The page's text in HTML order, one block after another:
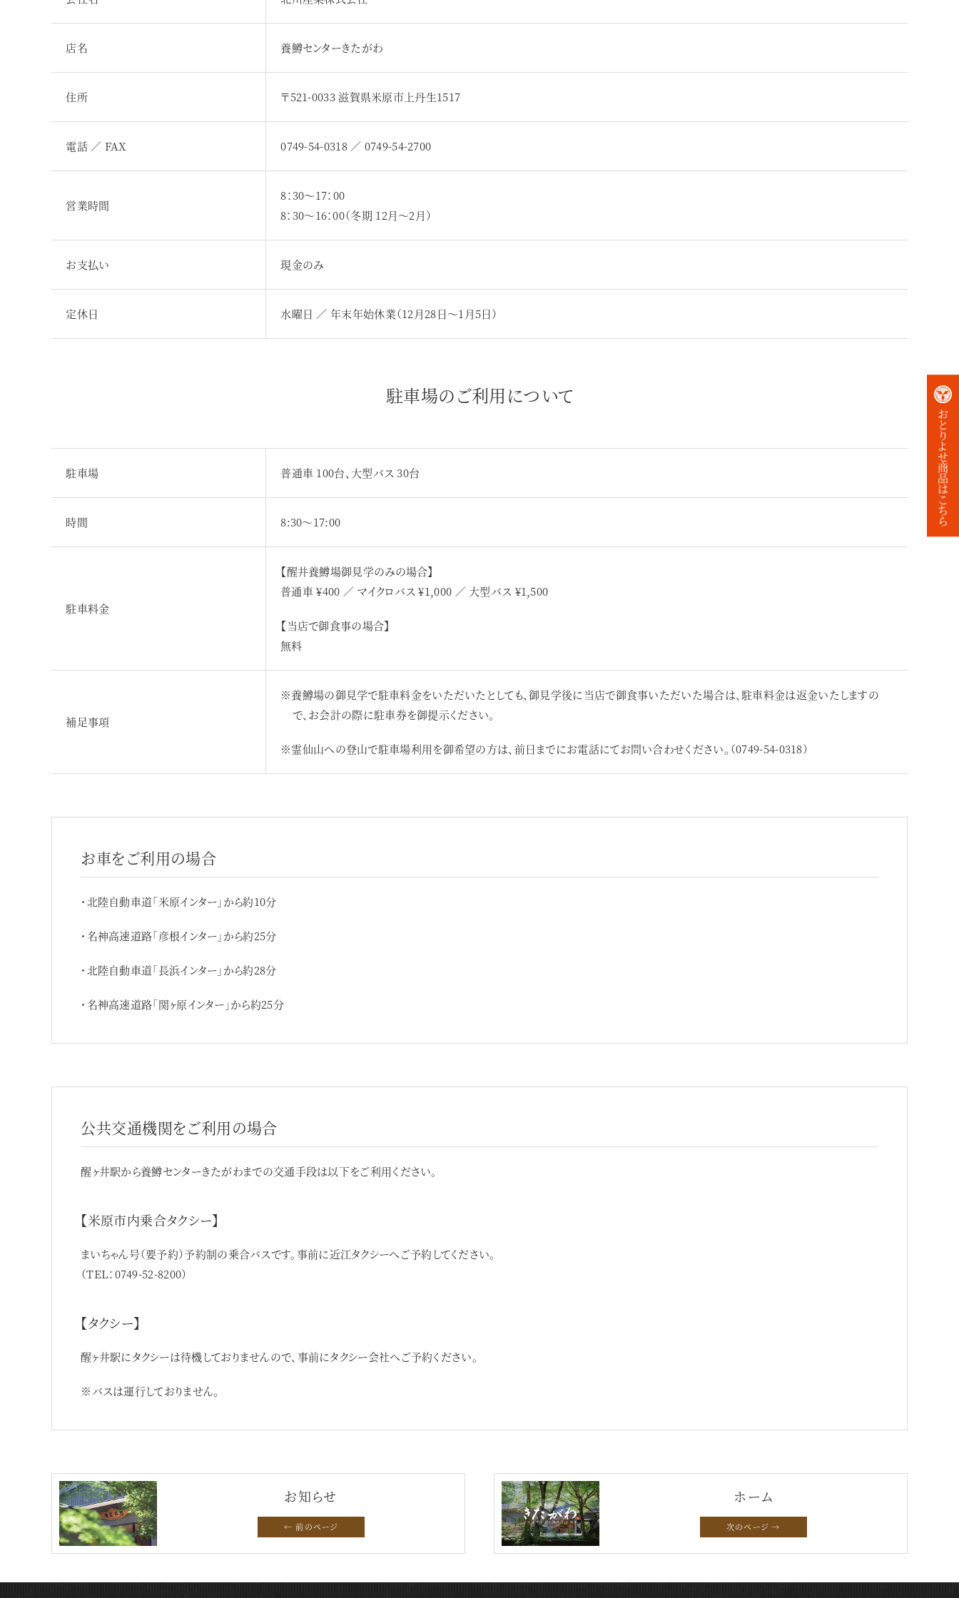
お
と
り
よ
せ
商
品
は
こ
ち
ら
店名 養鱒センターきたがわ
住所 〒521-0033 滋賀県米原市上丹生1517
電話 ／ FAX 0749-54-0318 ／ 0749-54-2700
営業時間
8：30～17：00
8：30～16：00（冬期 12月〜2月）
お支払い 現金のみ
定休日 水曜日 ／ 年末年始休業（12月28日～1月5日）
駐車場のご利用について
駐車場 普通車 100台、大型バス 30台
時間 8:30〜17:00
駐車料金
【醒井養鱒場御見学のみの場合】
普通車 ¥400 ／ マイクロバス ¥1,000 ／ 大型バス ¥1,500
【当店で御食事の場合】
無料
補足事項
※養鱒場の御見学で駐車料金をいただいたとしても、御見学後に当店で御食事いただいた場合は、駐車料金は返金いたしますの
で、お会計の際に駐車券を御提示ください。
※霊仙山への登山で駐車場利用を御希望の方は、前日までにお電話にてお問い合わせください。（0749-54-0318）
お車をご利用の場合
・北陸自動車道「米原インター」から約10分
・名神高速道路「彦根インター」から約25分
・北陸自動車道「長浜インター」から約28分
・名神高速道路「関ヶ原インター」から約25分
公共交通機関をご利用の場合
醒ヶ井駅から養鱒センターきたがわまでの交通手段は以下をご利用ください。
【米原市内乗合タクシー】
まいちゃん号（要予約）予約制の乗合バスです。事前に近江タクシーへご予約してください。
（TEL：0749-52-8200）
【タクシー】
醒ヶ井駅にタクシーは待機しておりませんので、事前にタクシー会社へご予約ください。
※バスは運行しておりません。
お知らせ
← 前のページ
ホーム
次のページ →